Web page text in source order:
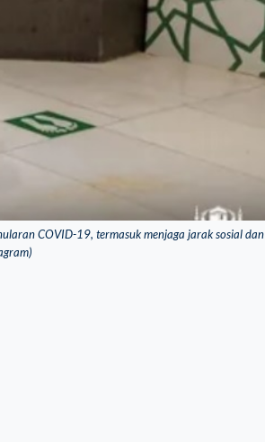
COVID-19, termasuk menjaga jarak sosial dan